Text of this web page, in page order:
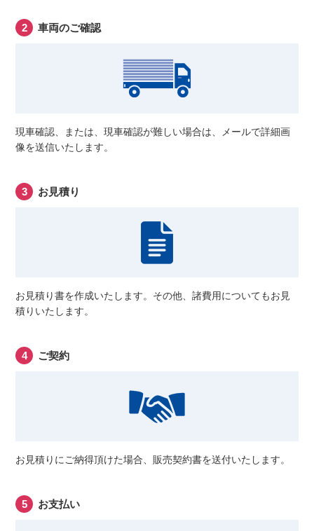
車両のご確認
現車確認、または、現車確認が難しい場合は、メールで詳細画
像を送信いたします。
お見積り
お見積り書を作成いたします。その他、諸費用についてもお見
積りいたします。
ご契約
お見積りにご納得頂けた場合、販売契約書を送付いたします。
お支払い